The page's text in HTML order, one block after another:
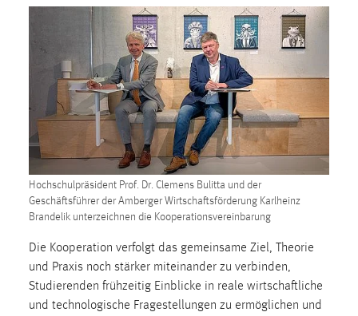
Hochschulpräsident Prof. Dr. Clemens Bulitta und der
Geschäftsführer der Amberger Wirtschaftsförderung Karlheinz
Brandelik unterzeichnen die Kooperationsvereinbarung
Die Kooperation verfolgt das gemeinsame Ziel, Theorie
und Praxis noch stärker miteinander zu verbinden,
Studierenden frühzeitig Einblicke in reale wirtschaftliche
und technologische Fragestellungen zu ermöglichen und
cookie_consent
Zweck:
Dieser Cookie speichert die ausgewählten Einverständnis-
Optionen des Benutzers
Cookie Laufzeit:
1 Jahr
Performance
Name:
staticfilecache
Zweck:
Für performante Seitenauslieferung wird in diesem Cookie
gespeichert, ob man eingeloggt ist.